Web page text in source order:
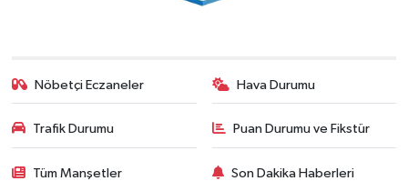
Nöbetçi Eczaneler Hava Durumu
Trafik Durumu Puan Durumu ve Fikstür
Tüm Manşetler Son Dakika Haberleri